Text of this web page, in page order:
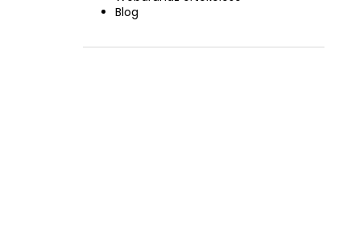
Blog